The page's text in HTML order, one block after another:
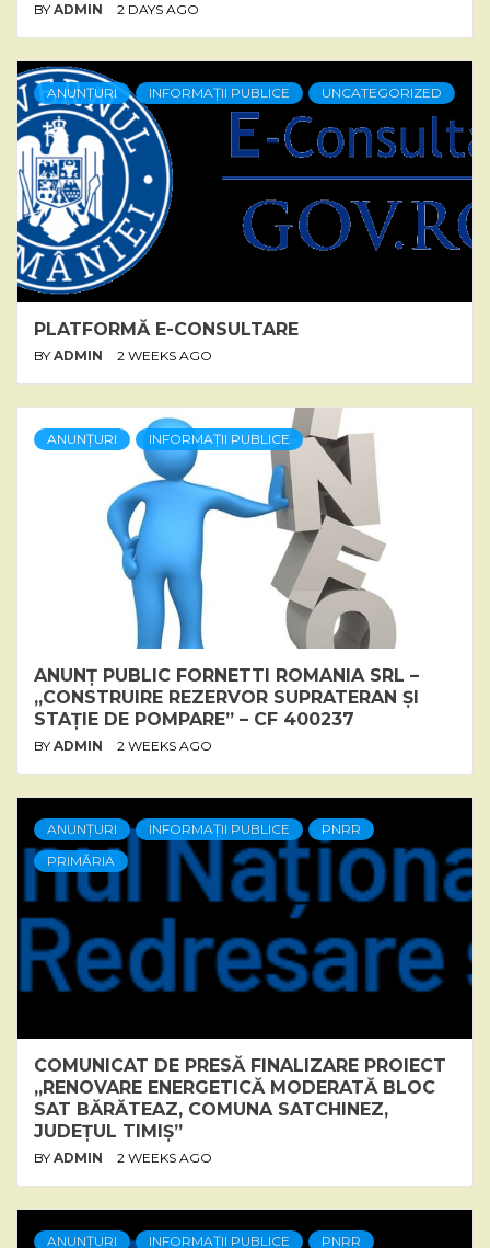
BY ADMIN 2 DAYS AGO
ANUNȚURI INFORMAȚII PUBLICE UNCATEGORIZED
PLATFORMĂ E-CONSULTARE
BY ADMIN 2 WEEKS AGO
ANUNȚURI INFORMAȚII PUBLICE
ANUNȚ PUBLIC FORNETTI ROMANIA SRL –
„CONSTRUIRE REZERVOR SUPRATERAN ȘI
STAȚIE DE POMPARE” – CF 400237
BY ADMIN 2 WEEKS AGO
ANUNȚURI INFORMAȚII PUBLICE
PNRR
PRIMĂRIA
COMUNICAT DE PRESĂ FINALIZARE PROIECT
„RENOVARE ENERGETICĂ MODERATĂ BLOC
SAT BĂRĂTEAZ, COMUNA SATCHINEZ,
JUDEȚUL TIMIȘ”
BY ADMIN 2 WEEKS AGO
ANUNȚURI INFORMAȚII PUBLICE PNRR